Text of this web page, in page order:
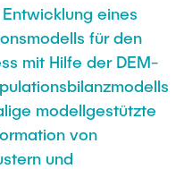
eines
für den
mit Hilfe der DEM-
modellgestützte
von
und